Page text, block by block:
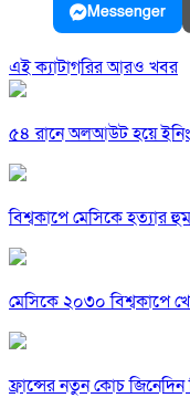
Messenger
এই ক্যাটাগরির আরও খবর
৫৪ রানে অলআউট হয়ে
বিশ্বকাপে মেসিকে হত্যার
মেসিকে ২০৩০ বিশ্বকাপে
ফ্রান্সের নতুন কোচ জিনেদিন